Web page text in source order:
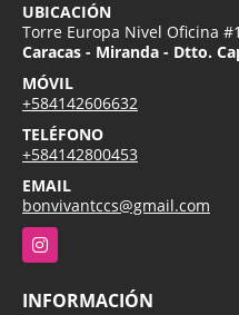
UBICACIÓN
Torre Europa Nivel Oficina
Caracas - Miranda - Dtto.
MÓVIL
+584142606632
TELÉFONO
+584142800453
EMAIL
bonvivantccs@gmail.com
Instagram
INFORMACIÓN